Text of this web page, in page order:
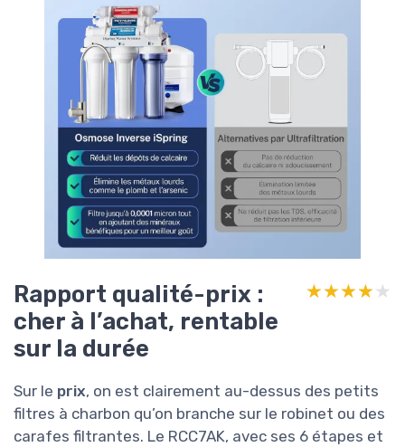
Rapport qualité-prix :
cher à l’achat, rentable
sur la durée
★★★★★
★★★★★
Sur le prix, on est clairement au-dessus des petits
filtres à charbon qu’on branche sur le robinet ou des
carafes filtrantes. Le RCC7AK, avec ses 6 étapes et